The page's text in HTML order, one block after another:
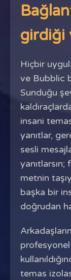
girdiği
Hiçbir
ve Bubblic
Sunduğu
insani
yanıtlar,
sesli
metnin
başka bir
doğrudan
profesyonel
temas